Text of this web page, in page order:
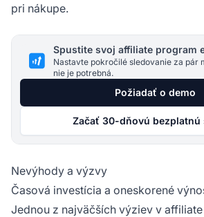
pri nákupe.
Spustite svoj affiliate program
Nastavte pokročilé sledovanie za pár
nie je potrebná.
Požiadať o demo
Začať 30-dňovú bezplatnú
Nevýhody a výzvy
Časová investícia a oneskorené
Jednou z najväčších výziev v